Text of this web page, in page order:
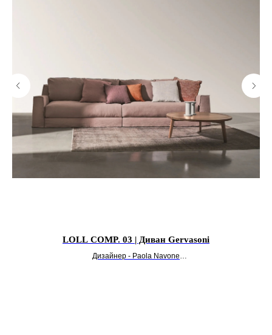
LOLL COMP. 03 | Диван Gervasoni
Дизайнер - Paola Navone